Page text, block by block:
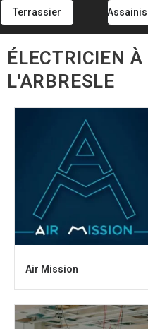
Terrassier
ÉLECTRICIEN
L'ARBRESLE
Air Mission